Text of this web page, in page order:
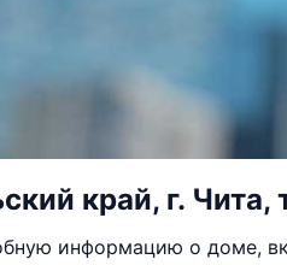
край, г.
информацию о доме,